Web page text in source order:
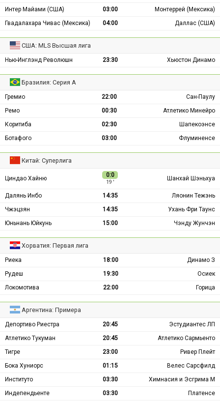
Интер Майами (США)
03:00
Монтеррей (Мексика)
Гвадалахара Чивас (Мексика)
04:00 Даллас (США)
США: MLS Высшая лига
Нью-Инглэнд Революшн 23:30 Хьюстон Динамо
Бразилия: Серия А
Гремио 22:00
Сан-Паулу
Ремо
00:30
Атлетико Минейро
Коритиба
02:30
Шапекоэнсе
Ботафого
03:00 Флуминенсе
Китай: Суперлига
Циндао Хайню 0:0
19 ′
Шанхай Шэньхуа
Далянь Инбо 14:35
Ляонин Тежэнь
Чжэцзян
14:35
Ухань Фри Таунс
Юньнань Юйкунь
15:00 Чэнду Жунчэн
Хорватия: Первая лига
Риека 18:00
Динамо З
Рудеш
19:30
Осиек
Локомотива
22:00 Горица
Аргентина: Примера
Депортиво Риестра 20:45
Эстудиантес ЛП
Атлетико Тукуман
20:45
Атлетико Сармьенто
Тигре
23:00
Ривер Плейт
Бока Хуниорс
01:15
Велес Сарсфилд
Институто
03:30
Химнасия и Эсгрима М
Индепендьенте
03:30 Платенсе